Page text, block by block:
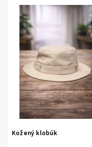
Kožený klobúk